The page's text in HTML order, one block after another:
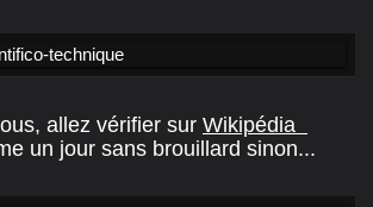
allez vérifier sur Wikipédia
un jour sans brouillard sinon...